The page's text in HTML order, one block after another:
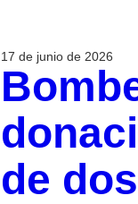
17 de junio de 2026
de